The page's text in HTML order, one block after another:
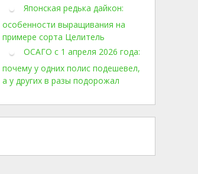
Японская редька дайкон:
особенности выращивания на
примере сорта Целитель
ОСАГО с 1 апреля 2026 года:
почему у одних полис подешевел,
а у других в разы подорожал